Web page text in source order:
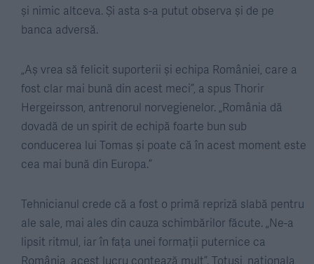
și nimic altceva. Și asta s-a putut observa și de pe
banca adversă.
„Aș vrea să felicit suporterii și echipa României, care a
fost clar mai bună din acest meci”, a spus Thorir
Hergeirsson, antrenorul norvegienelor. „România dă
dovadă de un spirit de echipă foarte bun sub
conducerea lui Tomas și poate că în acest moment este
cea mai bună din Europa.”
Tehnicianul crede că a fost o primă repriză slabă pentru
ale sale, mai ales din cauza schimbărilor făcute. „Ne-a
lipsit ritmul, iar în fața unei formații puternice ca
România, acest lucru contează mult”. Totuși, naționala